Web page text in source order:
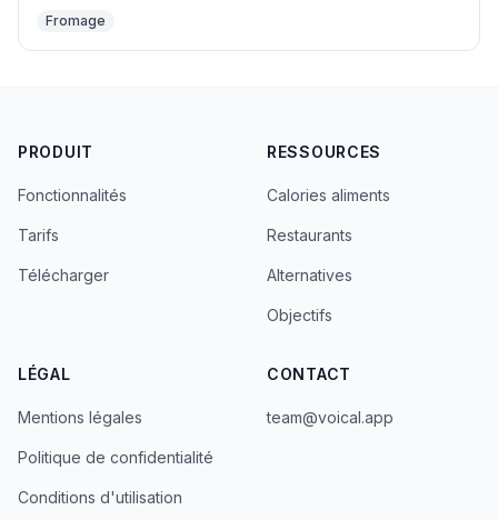
Fromage
PRODUIT
Fonctionnalités
Tarifs
Télécharger
RESSOURCES
Calories aliments
Restaurants
Alternatives
Objectifs
LÉGAL
Mentions légales
Politique de confidentialité
Conditions d'utilisation
CONTACT
team@voical.app